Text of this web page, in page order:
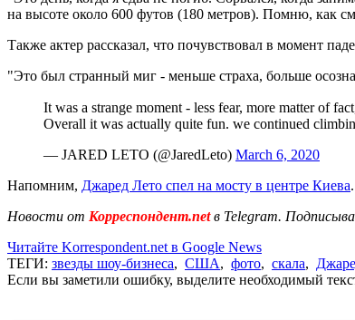
на высоте около 600 футов (180 метров). Помню, как
Также актер рассказал, что почувствовал в момент
"Это был странный миг - меньше страха, больше
It was a strange moment - less fear, more matter of
Overall it was actually quite fun. we continued
— JARED LETO (@JaredLeto) March 6, 2020
Напомним, Джаред Лето спел на мосту в центре Киева
Новости от Корреспондент.netв Telegram.
Читайте Korrespondent.net в Google News
ТЕГИ: звезды шоу-бизнеса, США, фото, скала,
Если вы заметили ошибку, выделите необходимый